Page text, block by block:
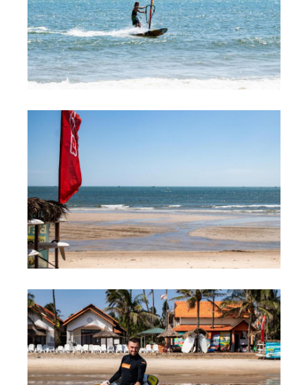
Цены
Обучение Виндсерфингу
Прокат виндсерфинга и винг фойла
Классический серфинг и SUP
Продажа оборудования
Обучение Wing Foil